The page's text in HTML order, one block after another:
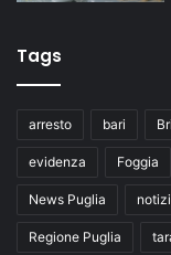
Tags
arresto bari
evidenza Foggia
News Puglia
Regione Puglia